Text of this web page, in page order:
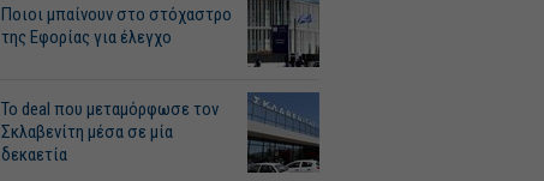
Ποιοι μπαίνουν στο στόχαστρο
της Εφορίας για έλεγχο
Το deal που μεταμόρφωσε τον
Σκλαβενίτη μέσα σε μία
δεκαετία